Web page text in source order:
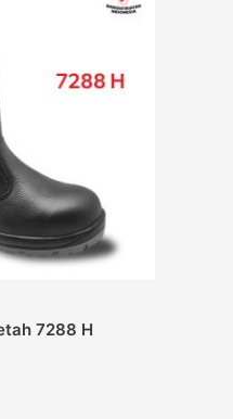
7288 H